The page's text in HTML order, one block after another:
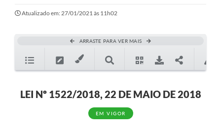
Telefones Úteis
Acesso a Informação
Contato
REQUERIMENTO DE RESTITUIÇÃO DA TAXA DE INSCRIÇÃO
Atualizado em: 27/01/2021 às 11h02
ARRASTE PARA VER MAIS
LEI Nº 1522/2018, 22 DE MAIO DE 2018
EM VIGOR